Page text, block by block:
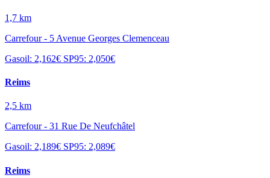
1,7 km
Carrefour - 5 Avenue Georges Clemenceau
Gasoil: 2,162€ SP95: 2,050€
Reims
2,5 km
Carrefour - 31 Rue De Neufchâtel
Gasoil: 2,189€ SP95: 2,089€
Reims